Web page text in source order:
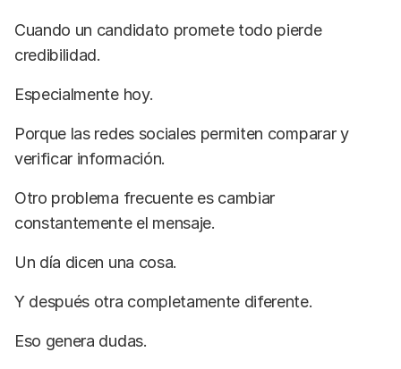
Cuando un candidato promete todo pierde
credibilidad.
Especialmente hoy.
Porque las redes sociales permiten comparar y
verificar información.
Otro problema frecuente es cambiar
constantemente el mensaje.
Un día dicen una cosa.
Y después otra completamente diferente.
Eso genera dudas.